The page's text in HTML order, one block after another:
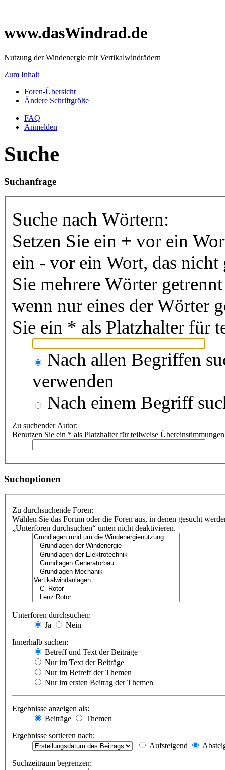
www.dasWindrad.de
Nutzung der Windenergie mit Vertikalwindrädern
Zum Inhalt
Foren-Übersicht
Ändere Schriftgröße
FAQ
Anmelden
Suche
Suchanfrage
Suche nach Wörtern:
Setzen Sie ein + vor ein
ein - vor ein Wort, das nicht
Sie mehrere Wörter
wenn nur eines der Wörter
Sie ein * als Platzhalter für
Nach allen Begriffen
verwenden
Nach einem Begriff
Zu suchender Autor:
Benutzen Sie ein * als Platzhalter für teilweise
Suchoptionen
Zu durchsuchende Foren:
Wählen Sie das Forum oder die Foren aus, in denen gesucht
„Unterforen durchsuchen“ unten nicht deaktivieren.
Unterforen durchsuchen:
Ja
Nein
Innerhalb suchen:
Betreff und Text der Beiträge
Nur im Text der Beiträge
Nur im Betreff der Themen
Nur im ersten Beitrag der Themen
Ergebnisse anzeigen als:
Beiträge
Themen
Ergebnisse sortieren nach:
Aufsteigend
Suchzeitraum begrenzen: